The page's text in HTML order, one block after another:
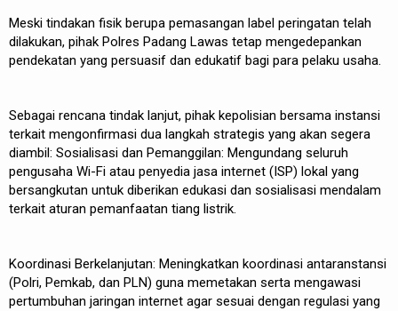
Meski tindakan fisik berupa pemasangan label peringatan telah
dilakukan, pihak Polres Padang Lawas tetap mengedepankan
pendekatan yang persuasif dan edukatif bagi para pelaku usaha.
Sebagai rencana tindak lanjut, pihak kepolisian bersama instansi
terkait mengonfirmasi dua langkah strategis yang akan segera
diambil: Sosialisasi dan Pemanggilan: Mengundang seluruh
pengusaha Wi-Fi atau penyedia jasa internet (ISP) lokal yang
bersangkutan untuk diberikan edukasi dan sosialisasi mendalam
terkait aturan pemanfaatan tiang listrik.
Koordinasi Berkelanjutan: Meningkatkan koordinasi antaranstansi
(Polri, Pemkab, dan PLN) guna memetakan serta mengawasi
pertumbuhan jaringan internet agar sesuai dengan regulasi yang